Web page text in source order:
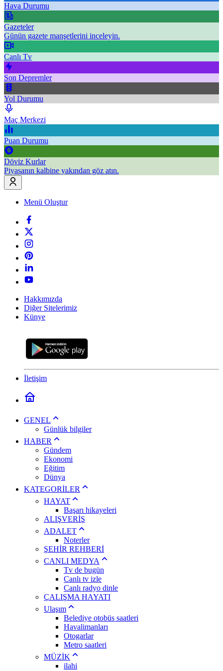
Hava Durumu
Gazeteler
Günün gazete manşetlerini inceleyin.
Canlı Tv
Son Depremler
Yol Durumu
Maç Merkezi
Puan Durumu
Döviz Kurlar
Piyasanın kalbine yakından göz atın.
Menü Oluştur
Hakkımızda
Diğer Sitelerimiz
Künye
İletişim
GENEL
Günlük bilgiler
HABER
Gündem
Ekonomi
Eğitim
Dünya
KATEGORİLER
HAYAT
Başarı hikayeleri
ALIŞVERİŞ
ADALET
Noterler
ŞEHİR REHBERİ
CANLI MEDYA
Tv de bugün
Canlı tv izle
Canlı radyo dinle
ÇALIŞMA HAYATI
Ulaşım
Belediye otobüs saatleri
Havalimanları
Otogarlar
Metro saatleri
MÜZİK
ilahi